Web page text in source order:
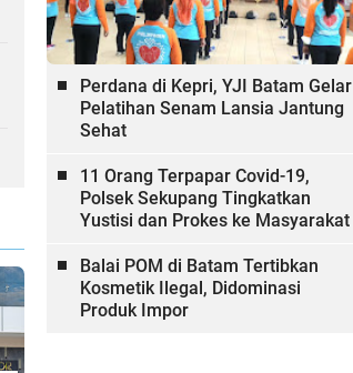
Perdana di Kepri, YJI Batam Gelar
Pelatihan Senam Lansia Jantung
Sehat
11 Orang Terpapar Covid-19,
Polsek Sekupang Tingkatkan
Yustisi dan Prokes ke Masyarakat
Balai POM di Batam Tertibkan
Kosmetik Ilegal, Didominasi
Produk Impor